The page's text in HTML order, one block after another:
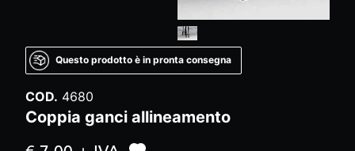
Questo prodotto è in pronta consegna
COD. 4680
Coppia ganci allineamento